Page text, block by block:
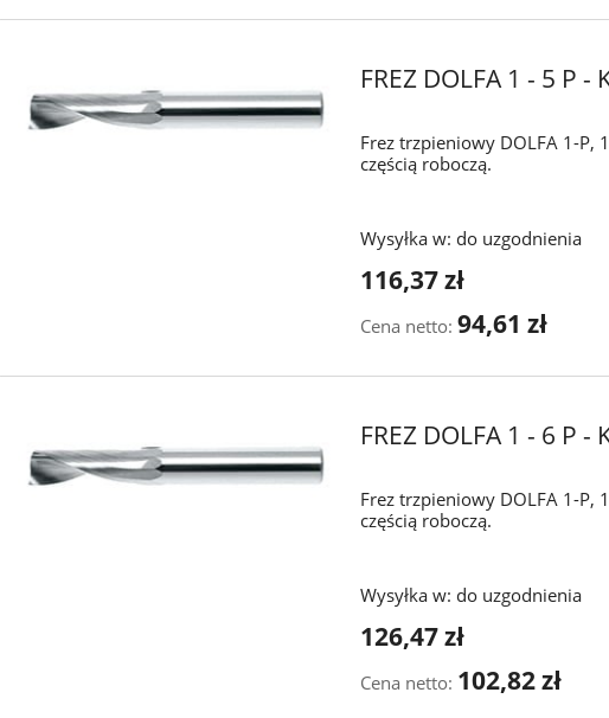
FREZ DOLFA 1 - 5 P -
Frez trzpieniowy DOLFA 1-P,
częścią roboczą.
Wysyłka w: do uzgodnienia
116,37 zł
Cena netto:94,61 zł
FREZ DOLFA 1 - 6 P -
Frez trzpieniowy DOLFA 1-P,
częścią roboczą.
Wysyłka w: do uzgodnienia
126,47 zł
Cena netto: 102,82 zł